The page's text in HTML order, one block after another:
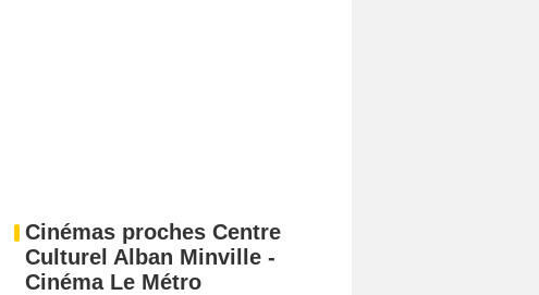
Cinémas proches Centre
Culturel Alban Minville -
Cinéma Le Métro